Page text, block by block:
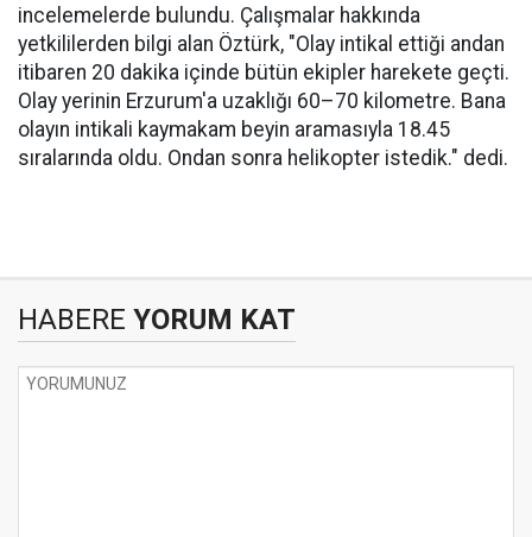
incelemelerde bulundu. Çalışmalar hakkında
yetkililerden bilgi alan Öztürk, "Olay intikal ettiği andan
itibaren 20 dakika içinde bütün ekipler harekete geçti.
Olay yerinin Erzurum'a uzaklığı 60–70 kilometre. Bana
olayın intikali kaymakam beyin aramasıyla 18.45
sıralarında oldu. Ondan sonra helikopter istedik." dedi.
HABERE YORUM KAT